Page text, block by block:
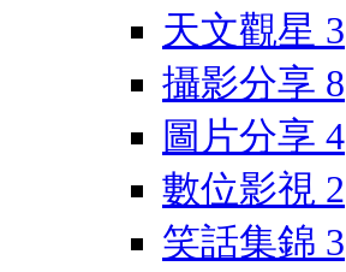
天文觀星 3
攝影分享 8
圖片分享 4
數位影視 2
笑話集錦 3